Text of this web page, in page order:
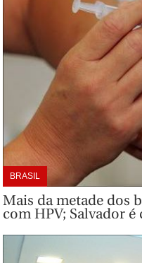
BRASIL
Mais da metade dos
com HPV; Salvador